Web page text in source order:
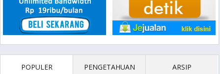
POPULER PENGETAHUAN ARSIP